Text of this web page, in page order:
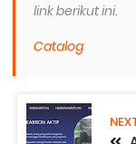
link berikut ini.
Catalog